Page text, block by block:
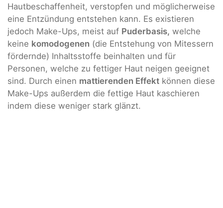
Hautbeschaffenheit, verstopfen und möglicherweise
eine Entzündung entstehen kann. Es existieren
jedoch Make-Ups, meist auf Puderbasis, welche
keine komodogenen (die Entstehung von Mitessern
fördernde) Inhaltsstoffe beinhalten und für
Personen, welche zu fettiger Haut neigen geeignet
sind. Durch einen mattierenden Effekt können diese
Make-Ups außerdem die fettige Haut kaschieren
indem diese weniger stark glänzt.